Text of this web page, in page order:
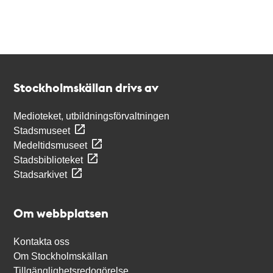
Stockholmskällan drivs av
Medioteket, utbildningsförvaltningen
Stadsmuseet
Medeltidsmuseet
Stadsbiblioteket
Stadsarkivet
Om webbplatsen
Kontakta oss
Om Stockholmskällan
Tillgänglighetsredogörelse